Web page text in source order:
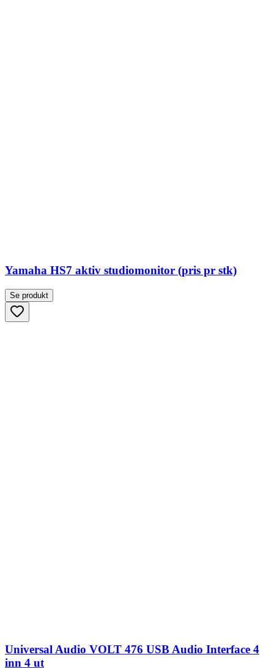
Yamaha HS7 aktiv studiomonitor (pris pr stk)
Se produkt
Universal Audio VOLT 476 USB Audio Interface 4
inn 4 ut